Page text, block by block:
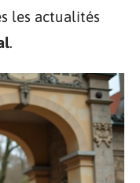
les actualités
.